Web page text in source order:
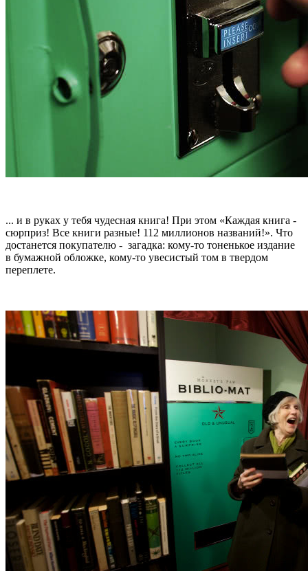
... и в руках у тебя чудесная книга! При этом «Каждая книга -
сюрприз! Все книги разные! 112 миллионов названий!». Что
достанется покупателю - загадка: кому-то тоненькое издание
в бумажной обложке, кому-то увесистый том в твердом
переплете.